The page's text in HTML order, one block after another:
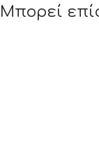
Μπορεί